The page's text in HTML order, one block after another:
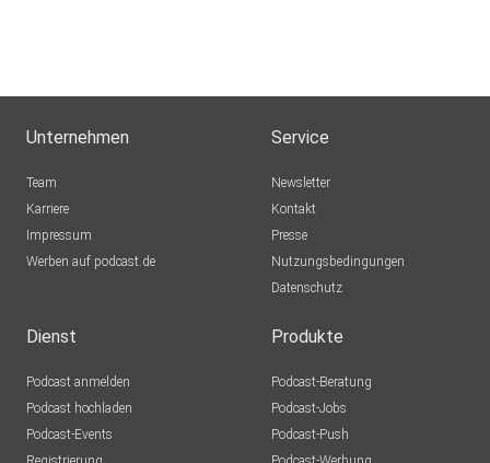
Unternehmen
Team
Karriere
Impressum
Werben auf podcast.de
Service
Newsletter
Kontakt
Presse
Nutzungsbedingungen
Datenschutz
Dienst
Podcast anmelden
Podcast hochladen
Podcast-Events
Produkte
Podcast-Beratung
Podcast-Jobs
Podcast-Push